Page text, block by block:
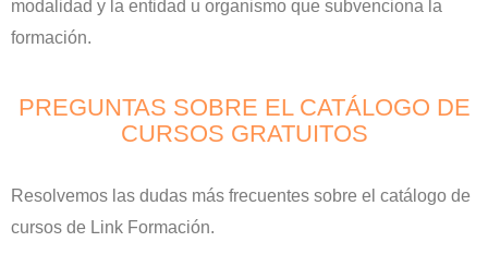
modalidad y la entidad u organismo que subvenciona la
formación.
PREGUNTAS SOBRE EL CATÁLOGO DE
CURSOS GRATUITOS
Resolvemos las dudas más frecuentes sobre el catálogo de
cursos de Link Formación.